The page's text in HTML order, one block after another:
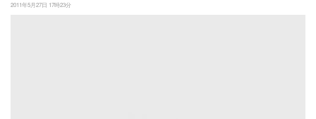
2011年5月27日 17時23分